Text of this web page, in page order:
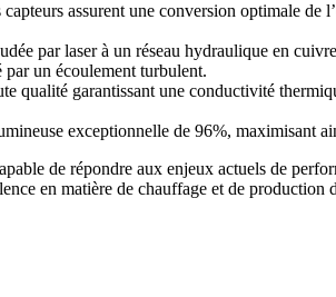
assurent une conversion optimale de
par laser à un réseau hydraulique en
un écoulement turbulent.
qualité garantissant une conductivité
exceptionnelle de 96%, maximisant
de répondre aux enjeux actuels de
en matière de chauffage et de production